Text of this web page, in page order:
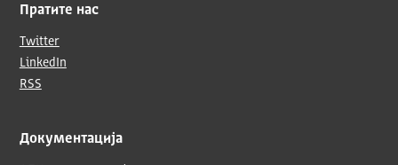
Пратите нас
Twitter
LinkedIn
RSS
Документација